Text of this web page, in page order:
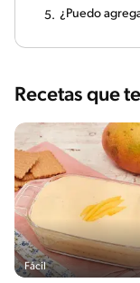
¿Puedo
Recetas que
Fácil